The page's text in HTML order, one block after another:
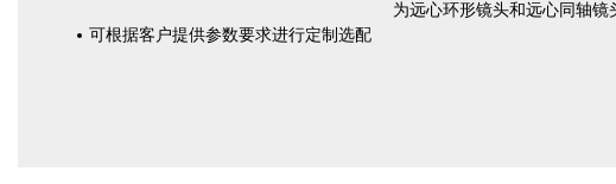
为远心环形镜头和远心同轴镜
可根据客户提供参数要求进行定制选配